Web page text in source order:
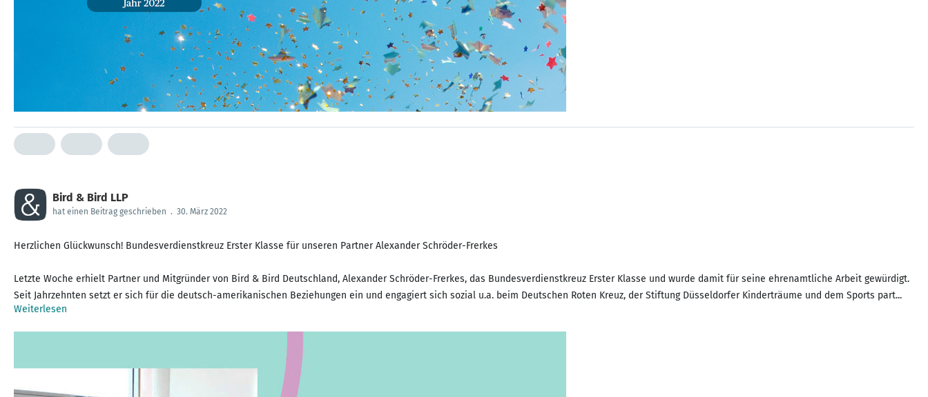
Bird & Bird LLP
hat einen Beitrag geschrieben . 30. März 2022
Herzlichen Glückwunsch! Bundesverdienstkreuz Erster Klasse für unseren Partner Alexander Schröder-Frerkes
Letzte Woche erhielt Partner und Mitgründer von Bird & Bird Deutschland, Alexander Schröder-Frerkes, das Bundesverdienstkreuz Erster Klasse und wurde damit für seine ehrenamtliche Arbeit gewürdigt.
Seit Jahrzehnten setzt er sich für die deutsch-amerikanischen Beziehungen ein und engagiert sich sozial u.a. beim Deutschen Roten Kreuz, der Stiftung Düsseldorfer Kinderträume und dem Sports part...
Weiterlesen